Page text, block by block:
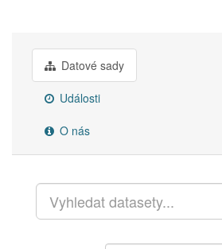
Datové sady
Události
O nás